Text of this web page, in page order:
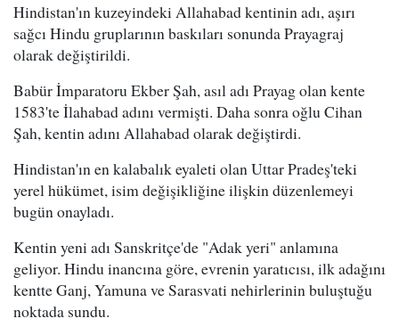
Hindistan'ın kuzeyindeki Allahabad kentinin adı, aşırı
sağcı Hindu gruplarının baskıları sonunda Prayagraj
olarak değiştirildi.
Babür İmparatoru Ekber Şah, asıl adı Prayag olan kente
1583'te İlahabad adını vermişti. Daha sonra oğlu Cihan
Şah, kentin adını Allahabad olarak değiştirdi.
Hindistan'ın en kalabalık eyaleti olan Uttar Pradeş'teki
yerel hükümet, isim değişikliğine ilişkin düzenlemeyi
bugün onayladı.
Kentin yeni adı Sanskritçe'de "Adak yeri" anlamına
geliyor. Hindu inancına göre, evrenin yaratıcısı, ilk adağını
kentte Ganj, Yamuna ve Sarasvati nehirlerinin buluştuğu
noktada sundu.